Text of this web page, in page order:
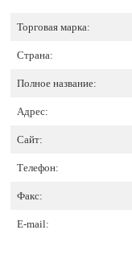
Торговая марка:
Страна:
Полное название:
Адрес:
Сайт:
Телефон:
Факс:
E-mail: